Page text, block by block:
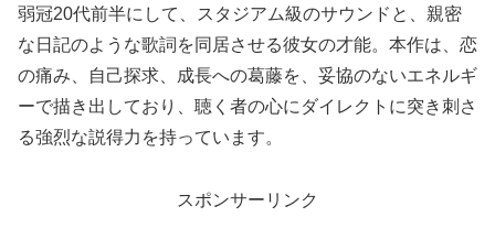
弱冠20代前半にして、スタジアム級のサウンドと、親密
な日記のような歌詞を同居させる彼女の才能。本作は、恋
の痛み、自己探求、成長への葛藤を、妥協のないエネルギ
ーで描き出しており、聴く者の心にダイレクトに突き刺さ
る強烈な説得力を持っています。
スポンサーリンク